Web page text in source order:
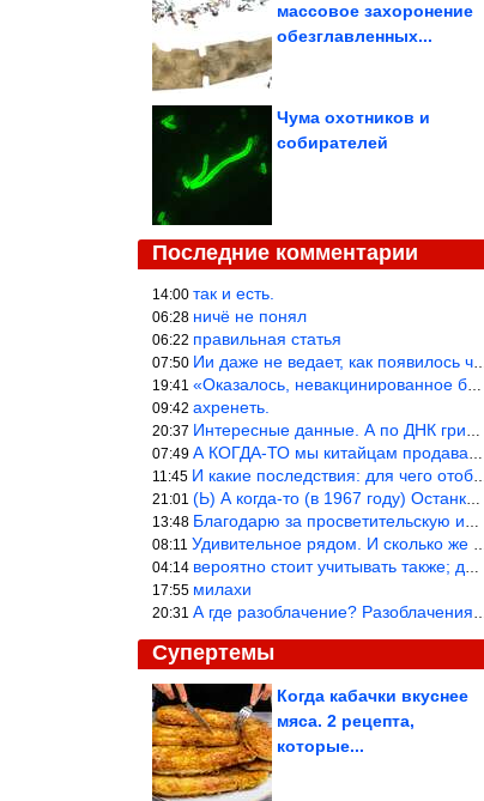
массовое захоронение
обезглавленных...
Чума охотников и
собирателей
Последние комментарии
14:00 так и есть.
06:28 ничё не понял
06:22 правильная статья
07:50 Ии даже не ведает, как появилось человечество и для чего оно сущ
19:41 «Оказалось, невакцинированное большинство умирает существенно ча
09:42 ахренеть.
20:37 Интересные данные. А по ДНК грибов, бактерий имеются сведения из
07:49 А КОГДА-ТО мы китайцам продавали фуфайки.
11:45 И какие последствия: для чего отобрали? или просто похвастались.
21:01 (Ь) А когда-то (в 1967 году) Останкинская телебашня была самым в
13:48 Благодарю за просветительскую информацию.
08:11 Удивительное рядом. И сколько же ещё открытий готовит Просвещень
04:14 вероятно стоит учитывать также; длительность сна сгущает кровото
17:55 милахи
20:31 А где разоблачение? Разоблачения нет — значит придётся принять к
Супертемы
Когда кабачки вкуснее
мяса. 2 рецепта,
которые...
Картинки, чтобы